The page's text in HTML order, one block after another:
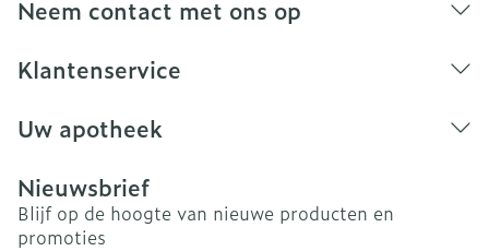
Neem contact met ons op
Klantenservice
Uw apotheek
Nieuwsbrief
Blijf op de hoogte van nieuwe producten en
promoties